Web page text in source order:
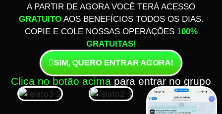
A PARTIR DE AGORA VOCÊ TERÁ ACESSO
GRATUITOAOS BENEFÍCIOS TODOS OS DIAS.
COPIE E COLE NOSSAS OPERAÇÕES100%
GRATUITAS!
SIM, QUERO ENTRAR AGORA!
Clica no botão acima para entrar no grupo